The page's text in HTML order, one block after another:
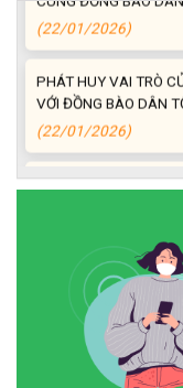
PHÁT HUY VAI TRÒ
VỚI ĐỒNG BÀO DÂN
quyết của UBND xã Ea
Tấm gương Hội nông
(18/12/2025)
Hội Cựu chiến binh